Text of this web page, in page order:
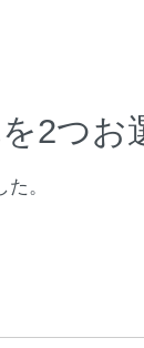
2つお
。